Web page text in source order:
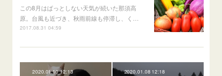
この8月はぱっとしない天気が続いた那須高
原。台風も近づき、秋雨前線も停滞し、く…
2017.08.31 04:59
2020.01.10 12:13 2020.01.08 12:18